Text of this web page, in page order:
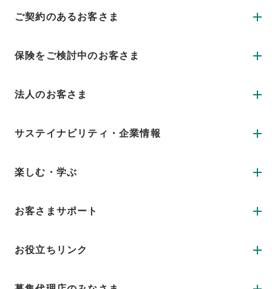
ご契約のあるお客さま
保険をご検討中のお客さま
法人のお客さま
サステイナビリティ・企業情報
楽しむ・学ぶ
お客さまサポート
お役立ちリンク